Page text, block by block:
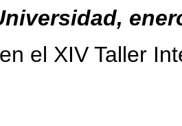
el XIV Taller